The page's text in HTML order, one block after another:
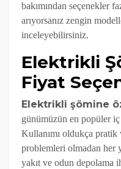
bakımından seçenekler
arıyorsanız zengin
inceleyebilirsiniz.
Elektrikli
Fiyat
Elektrikli şömine
günümüzün en popüler iç
Kullanımı oldukça
problemleri olmadan her
yakıt ve odun depolama